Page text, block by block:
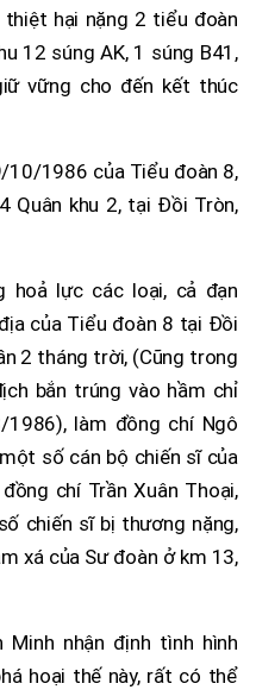
hại nặng 2 tiểu đoàn
12 súng AK, 1 súng B41,
vững cho đến kết thúc
10/1986 của Tiểu đoàn 8,
Quân khu 2, tại Đồi Tròn,
hoả lực các loại, cả đạn
của Tiểu đoàn 8 tại Đồi
2 tháng trời, (Cũng trong
bắn trúng vào hầm chỉ
làm đồng chí Ngô
số cán bộ chiến sĩ của
chí Trần Xuân Thoại,
chiến sĩ bị thương nặng,
xá của Sư đoàn ở km 13,
Minh nhận định tình hình
hoại thế này, rất có thể